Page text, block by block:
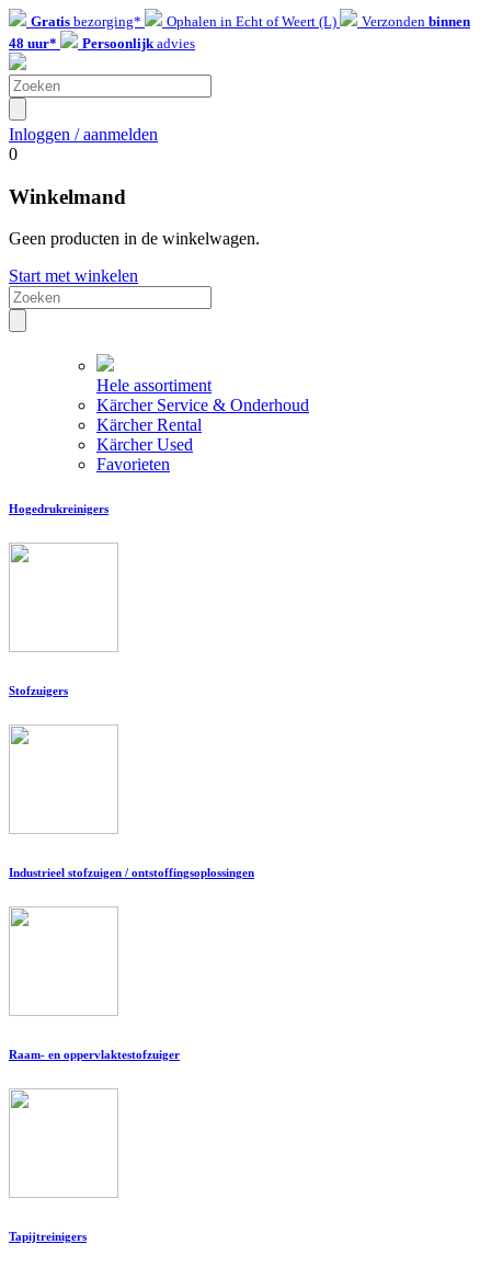
Gratis bezorging* Ophalen in Echt of Weert (L) Verzonden binnen
48 uur*
Persoonlijkadvies
Inloggen / aanmelden
0
Winkelmand
Geen producten in de winkelwagen.
Start met winkelen
Hele assortiment
Kärcher Service & Onderhoud
Kärcher Rental
Kärcher Used
Favorieten
Hogedrukreinigers
Stofzuigers
Industrieel stofzuigen / ontstoffingsoplossingen
Raam- en oppervlaktestofzuiger
Tapijtreinigers